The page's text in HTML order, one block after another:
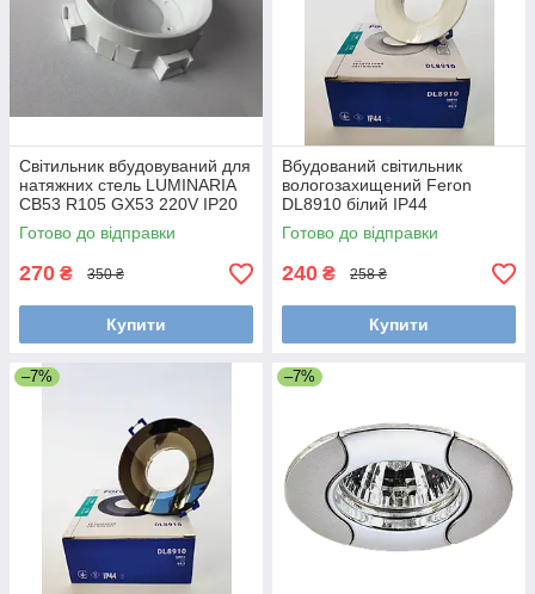
Світильник вбудовуваний для
натяжних стель LUMINARIA
СВ53 R105 GX53 220V IP20
105x35мм
Готово до відправки
270 ₴ 350 ₴
Купити
Вбудований світильник
вологозахищений Feron
DL8910 білий IP44
Готово до відправки
240 ₴ 258 ₴
Купити
–7% –7%